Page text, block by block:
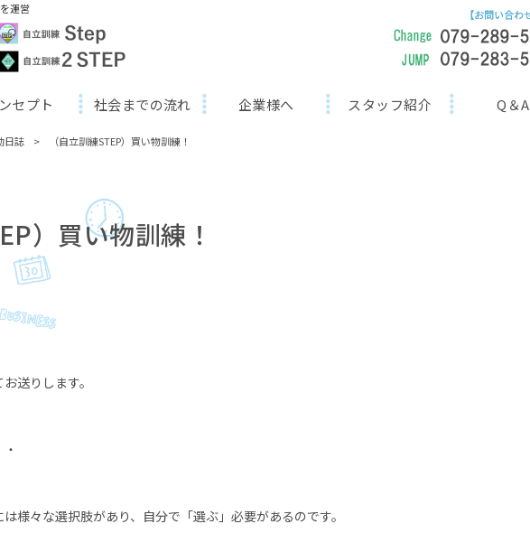
運営
セプト 社会までの流れ 企業様へ スタッフ紹介 Q＆A
日誌 > （自立訓練STEP）買い物訓練！
）買い物訓練！
送りします。
様々な選択肢があり、自分で「選ぶ」必要があるのです。